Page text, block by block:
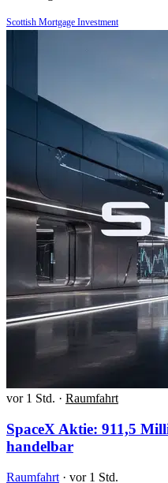
Scottish Mortgage Investment
vor 1 Std. · Raumfahrt
SpaceX Aktie: 911,5
handelbar
Raumfahrt · vor 1 Std.